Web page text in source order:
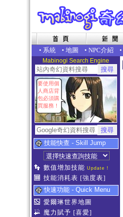
• 系統 • 地圖 • NPC介紹 •
Mabinogi Search Engine
要使用個
人商店背
包必須購
買服務！
技能快查 - Skill Jump
數值增加技能 Update !
技能消耗表 [強度表]
快速功能 - Quick Menu
愛爾琳世界地圖
魔力賦予 [喜愛]